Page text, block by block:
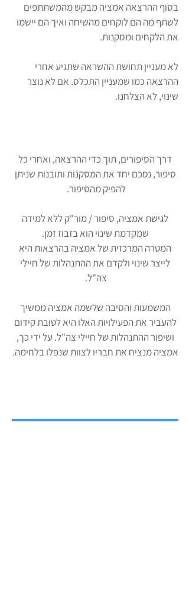
בסוף ההרצאה אמציה מבקש מהמשתתפים
לשתף מה הם לוקחים מהשיחה ואיך הם יישמו
את הלקחים ומסקנות.
לא מעניין תחושת ההשראה שתגיע אחרי
ההרצאה כמו שמעניין התכלס. אם לא נוצר
שינוי, לא הצלחנו.
דרך הסיפורים, תוך כדי ההרצאה, ואחרי כל
סיפור, נסכם יחד את המסקנות ותובנות שניתן
להפיק מהסיפור.
לגישת אמציה, סיפור / מור"ק ללא למידה
שמקדמת שינוי הוא בזבוז זמן.
המטרה המרכזית של אמציה בהרצאות היא
לייצר שינוי ולקדם את ההתנהלות של חיילי
צה"ל.
המשמעות והסיבה שלשמה אמציה ממשיך
להעביר את הפעילויות האלו היא לטובת קידום
ושיפור ההתנהלות של חיילי צה"ל. על ידי כך,
אמציה מנציח את חבריו לצוות שנפלו בלחימה.